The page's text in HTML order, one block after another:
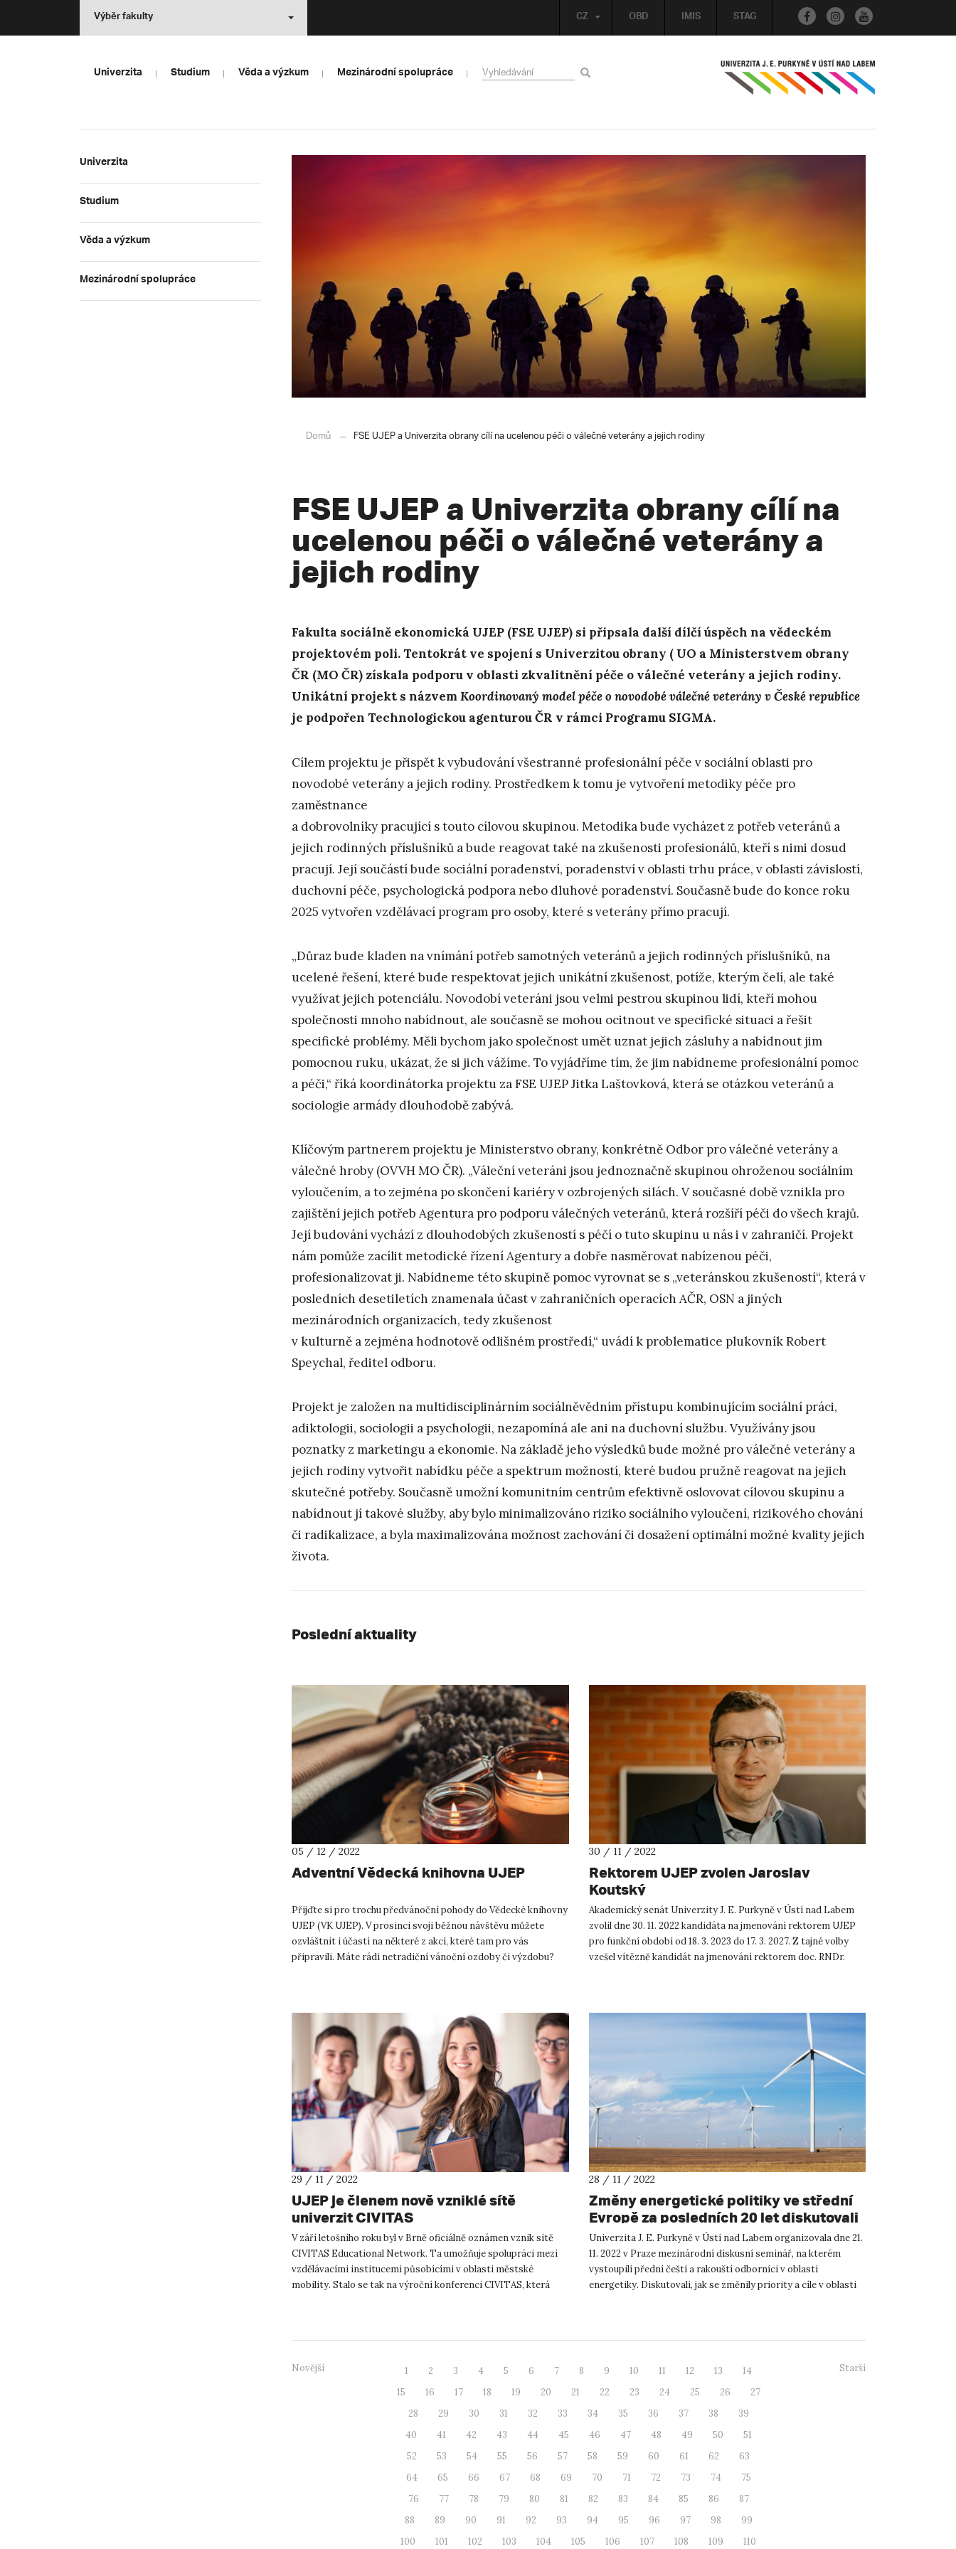
OBD IMIS STAG
CZ
Výběr fakulty
Univerzita Studium Věda a výzkum Mezinárodní spolupráce
Univerzita
Studium
Věda a výzkum
Mezinárodní spolupráce
Domů FSE UJEP a Univerzita obrany cílí na ucelenou péči o válečné veterány a jejich rodiny
FSE UJEP a Univerzita obrany cílí na
ucelenou péči o válečné veterány a
jejich rodiny
Fakulta sociálně ekonomická UJEP (FSE UJEP) si připsala další dílčí úspěch na vědeckém
projektovém poli. Tentokrát ve spojení s Univerzitou obrany ( UO a Ministerstvem obrany
ČR (MO ČR) získala podporu v oblasti zkvalitnění péče o válečné veterány a jejich rodiny.
Unikátní projekt s názvem Koordinovaný model péče o novodobé válečné veterány v České republice
je podpořen Technologickou agenturou ČR v rámci Programu SIGMA.
Cílem projektu je přispět k vybudování všestranné profesionální péče v sociální oblasti pro
novodobé veterány a jejich rodiny. Prostředkem k tomu je vytvoření metodiky péče pro
zaměstnance
a dobrovolníky pracující s touto cílovou skupinou. Metodika bude vycházet z potřeb veteránů a
jejich rodinných příslušníků a bude reagovat také na zkušenosti profesionálů, kteří s nimi dosud
pracují. Její součástí bude sociální poradenství, poradenství v oblasti trhu práce, v oblasti závislostí,
duchovní péče, psychologická podpora nebo dluhové poradenství. Současně bude do konce roku
2025 vytvořen vzdělávací program pro osoby, které s veterány přímo pracují.
„Důraz bude kladen na vnímání potřeb samotných veteránů a jejich rodinných příslušníků, na
ucelené řešení, které bude respektovat jejich unikátní zkušenost, potíže, kterým čelí, ale také
využívat jejich potenciálu. Novodobí veteráni jsou velmi pestrou skupinou lidí, kteří mohou
společnosti mnoho nabídnout, ale současně se mohou ocitnout ve specifické situaci a řešit
specifické problémy. Měli bychom jako společnost umět uznat jejich zásluhy a nabídnout jim
pomocnou ruku, ukázat, že si jich vážíme. To vyjádříme tím, že jim nabídneme profesionální pomoc
a péči,“ říká koordinátorka projektu za FSE UJEP Jitka Laštovková, která se otázkou veteránů a
sociologie armády dlouhodobě zabývá.
Klíčovým partnerem projektu je Ministerstvo obrany, konkrétně Odbor pro válečné veterány a
válečné hroby (OVVH MO ČR). „Váleční veteráni jsou jednoznačně skupinou ohroženou sociálním
vyloučením, a to zejména po skončení kariéry v ozbrojených silách. V současné době vznikla pro
zajištění jejich potřeb Agentura pro podporu válečných veteránů, která rozšíří péči do všech krajů.
Její budování vychází z dlouhodobých zkušeností s péčí o tuto skupinu u nás i v zahraničí. Projekt
nám pomůže zacílit metodické řízení Agentury a dobře nasměrovat nabízenou péči,
profesionalizovat ji. Nabídneme této skupině pomoc vyrovnat se s „veteránskou zkušeností“, která v
posledních desetiletích znamenala účast v zahraničních operacích AČR, OSN a jiných
mezinárodních organizacích, tedy zkušenost
v kulturně a zejména hodnotově odlišném prostředí,“ uvádí k problematice plukovník Robert
Speychal, ředitel odboru.
Projekt je založen na multidisciplinárním sociálněvědním přístupu kombinujícím sociální práci,
adiktologii, sociologii a psychologii, nezapomíná ale ani na duchovní službu. Využívány jsou
poznatky z marketingu a ekonomie. Na základě jeho výsledků bude možné pro válečné veterány a
jejich rodiny vytvořit nabídku péče a spektrum možností, které budou pružně reagovat na jejich
skutečné potřeby. Současně umožní komunitním centrům efektivně oslovovat cílovou skupinu a
nabídnout jí takové služby, aby bylo minimalizováno riziko sociálního vyloučení, rizikového chování
či radikalizace, a byla maximalizována možnost zachování či dosažení optimální možné kvality jejich
života.
Poslední aktuality
05 / 12 / 2022
Adventní Vědecká knihovna UJEP
Přijďte si pro trochu předvánoční pohody do Vědecké knihovny
UJEP (VK UJEP). V prosinci svoji běžnou návštěvu můžete
ozvláštnit i účastí na některé z akcí, které tam pro vás
připravili. Máte rádi netradiční vánoční ozdoby či výzdobu?
30 / 11 / 2022
Rektorem UJEP zvolen Jaroslav
Koutský
Akademický senát Univerzity J. E. Purkyně v Ústí nad Labem
zvolil dne 30. 11. 2022 kandidáta na jmenování rektorem UJEP
pro funkční období od 18. 3. 2023 do 17. 3. 2027. Z tajné volby
vzešel vítězně kandidát na jmenování rektorem doc. RNDr.
29 / 11 / 2022
UJEP je členem nově vzniklé sítě
univerzit CIVITAS
V září letošního roku byl v Brně oficiálně oznámen vznik sítě
CIVITAS Educational Network. Ta umožňuje spolupráci mezi
vzdělávacími institucemi působícími v oblasti městské
mobility. Stalo se tak na výroční konferenci CIVITAS, která
28 / 11 / 2022
Změny energetické politiky ve střední
Evropě za posledních 20 let diskutovali
experti z Česka a Rakouska
Univerzita J. E. Purkyně v Ústí nad Labem organizovala dne 21.
11. 2022 v Praze mezinárodní diskusní seminář, na kterém
vystoupili přední čeští a rakouští odborníci v oblasti
energetiky. Diskutovali, jak se změnily priority a cíle v oblasti
Novější 1 2 3 4 5 6 7 8 9 10 11 12 13
14
15
16 17 18 19 20 21 22 23 24 25 26
27
28
29 30 31 32 33 34 35 36 37 38
39
40
41 42 43 44 45 46 47 48 49 50
51
52
53 54 55 56 57 58 59 60 61 62
63
64
65 66 67 68 69 70 71 72 73 74
75
76
77 78 79 80 81 82 83 84 85 86
87
88
89 90 91 92 93 94 95 96 97 98
99
100
101 102 103 104 105 106 107 108 109 110
Starší